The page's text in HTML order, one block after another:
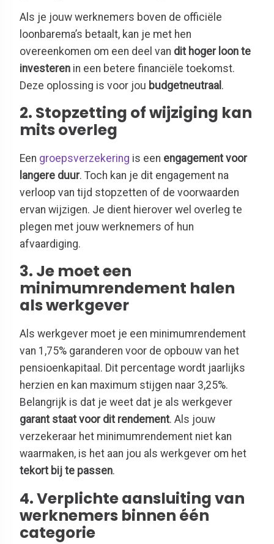
Als je jouw werknemers boven de officiële
loonbarema’s betaalt, kan je met hen
overeenkomen om een deel van dit hoger loon te
investeren in een betere financiële toekomst.
Deze oplossing is voor jou budgetneutraal .
2. Stopzetting of wijziging kan
mits overleg
Een groepsverzekering is een engagement voor
langere duur. Toch kan je dit engagement na
verloop van tijd stopzetten of de voorwaarden
ervan wijzigen. Je dient hierover wel overleg te
plegen met jouw werknemers of hun
afvaardiging.
3. Je moet een
minimumrendement halen
als werkgever
Als werkgever moet je een minimumrendement
van 1,75% garanderen voor de opbouw van het
pensioenkapitaal. Dit percentage wordt jaarlijks
herzien en kan maximum stijgen naar 3,25%.
Belangrijk is dat je weet dat je als werkgever
garant staat voor dit rendement. Als jouw
verzekeraar het minimumrendement niet kan
waarmaken, is het aan jou als werkgever om het
tekort bij te passen.
4. Verplichte aansluiting van
werknemers binnen één
categorie